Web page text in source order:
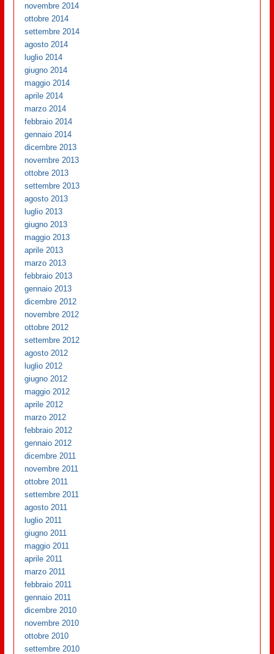
novembre 2014
ottobre 2014
settembre 2014
agosto 2014
luglio 2014
giugno 2014
maggio 2014
aprile 2014
marzo 2014
febbraio 2014
gennaio 2014
dicembre 2013
novembre 2013
ottobre 2013
settembre 2013
agosto 2013
luglio 2013
giugno 2013
maggio 2013
aprile 2013
marzo 2013
febbraio 2013
gennaio 2013
dicembre 2012
novembre 2012
ottobre 2012
settembre 2012
agosto 2012
luglio 2012
giugno 2012
maggio 2012
aprile 2012
marzo 2012
febbraio 2012
gennaio 2012
dicembre 2011
novembre 2011
ottobre 2011
settembre 2011
agosto 2011
luglio 2011
giugno 2011
maggio 2011
aprile 2011
marzo 2011
febbraio 2011
gennaio 2011
dicembre 2010
novembre 2010
ottobre 2010
settembre 2010